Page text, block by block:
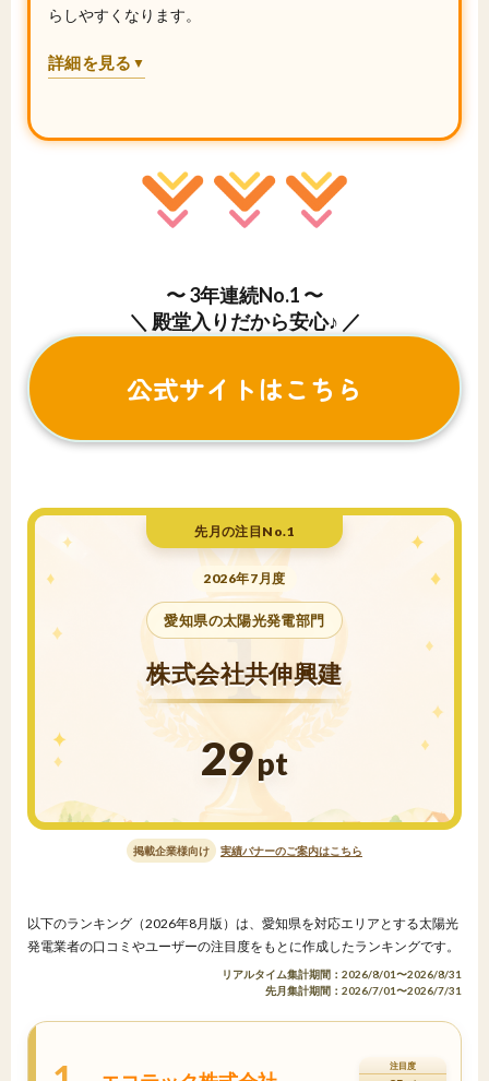
らしやすくなります。
詳細を見る ▼
〜 3年連続No.1 〜
＼ 殿堂入りだから安心♪ ／
公式サイトはこちら
先月の注目No.1
2026年7月度
愛知県の太陽光発電部門
株式会社共伸興建
29pt
掲載企業様向け 実績バナーのご案内はこちら
以下のランキング（2026年8月版）は、愛知県を対応エリアとする太陽光
発電業者の口コミやユーザーの注目度をもとに作成したランキングです。
リアルタイム集計期間：2026/8/01〜2026/8/31
先月集計期間：2026/7/01〜2026/7/31
注目度